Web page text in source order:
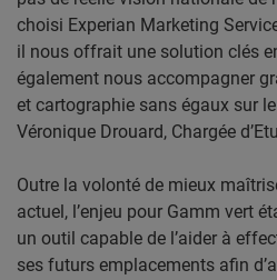
choisi Experian Marketing
il nous offrait une solution clés
également nous accompagner
et cartographie sans égaux sur
Véronique Drouard, Chargée
Outre la volonté de mieux
actuel, l’enjeu pour Gamm vert
un outil capable de l’aider à
ses futurs emplacements afin